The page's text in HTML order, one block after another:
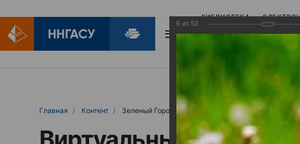
БИБЛИОТЕКА
Главная Контент Зеленый Город
6 из 53